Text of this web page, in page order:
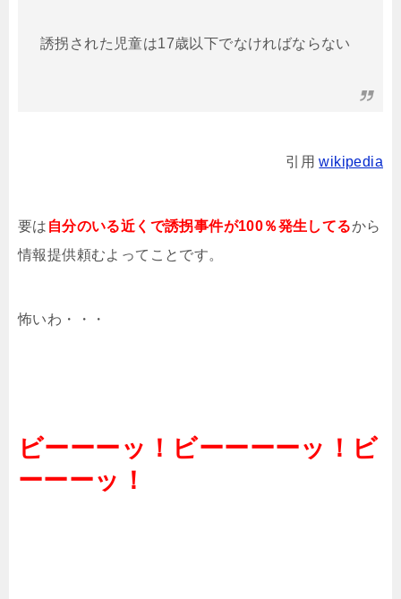
誘拐された児童は17歳以下でなければならない
引用wikipedia
要は 自分のいる近くで誘拐事件が100％発生してるから
情報提供頼むよってことです。
怖いわ・・・
ビーーーッ！ビーーーーッ！ビ
ーーーッ！